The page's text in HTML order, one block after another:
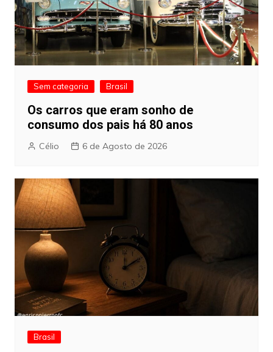
Sem categoria Brasil
Os carros que eram sonho de
consumo dos pais há 80 anos
Célio 6 de Agosto de 2026
Brasil